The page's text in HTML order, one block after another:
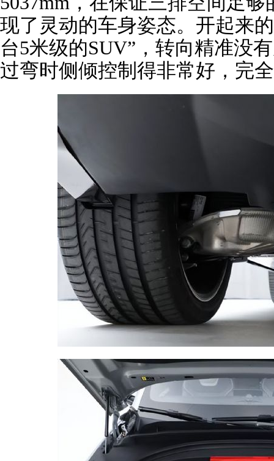
现了灵动的车身姿态。开起来
台5米级的SUV”，转向精准没
过弯时侧倾控制得非常好，完